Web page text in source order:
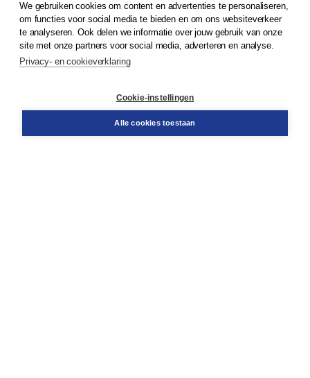
© 2026Koninklijke Boom uitgevers
Klantenservice
Service & informatie
Contact
We gebruiken cookies om content en advertenties te personaliseren,
om functies voor social media te bieden en om ons websiteverkeer
te analyseren. Ook delen we informatie over jouw gebruik van onze
site met onze partners voor social media, adverteren en analyse.
Privacy- en cookieverklaring
Cookie-instellingen
Alle cookies toestaan